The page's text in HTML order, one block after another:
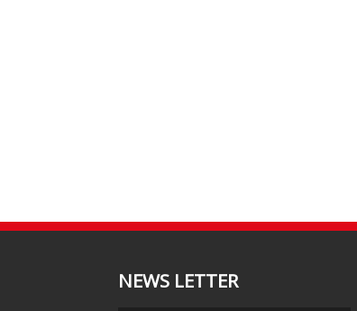
NEWS LETTER